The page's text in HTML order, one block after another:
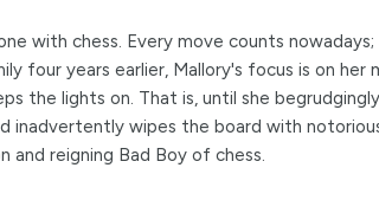
with chess. Every move counts
four years earlier, Mallory's focus is on her
the lights on. That is, until she
inadvertently wipes the board with
and reigning Bad Boy of chess.